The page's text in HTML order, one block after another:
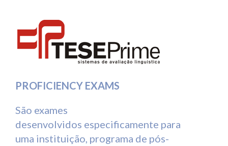
PROFICIENCY EXAMS
São exames
desenvolvidos especificamente para
uma instituição, programa de pós-